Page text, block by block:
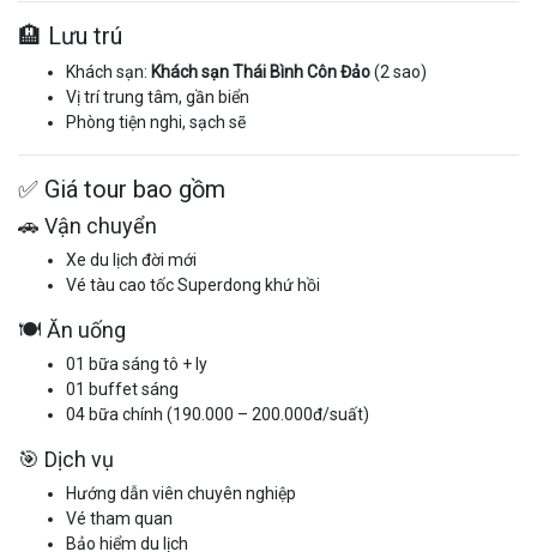
🏨 Lưu trú
Khách sạn: Khách sạn Thái Bình Côn Đảo(2 sao)
Vị trí trung tâm, gần biển
Phòng tiện nghi, sạch sẽ
✅ Giá tour bao gồm
🚗 Vận chuyển
Xe du lịch đời mới
Vé tàu cao tốc Superdong khứ hồi
🍽️ Ăn uống
01 bữa sáng tô + ly
01 buffet sáng
04 bữa chính (190.000 – 200.000đ/suất)
🎯 Dịch vụ
Hướng dẫn viên chuyên nghiệp
Vé tham quan
Bảo hiểm du lịch